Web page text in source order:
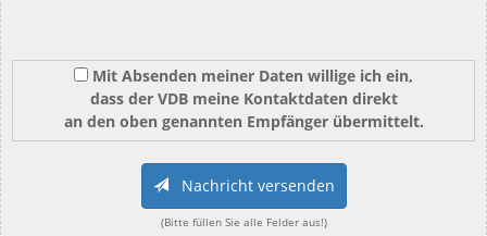
Mit Absenden meiner Daten willige ich ein,
dass der VDB meine Kontaktdaten direkt
an den oben genannten Empfänger übermittelt.
Nachricht versenden
(Bitte füllen Sie alle Felder aus!)